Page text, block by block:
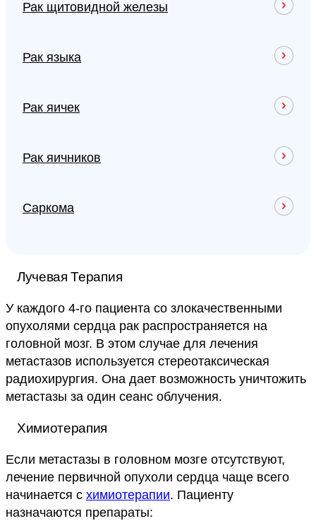
Рак щитовидной железы
Рак языка
Рак яичек
Рак яичников
Саркома
Лучевая Терапия
У каждого 4-го пациента со злокачественными
опухолями сердца рак распространяется на
головной мозг. В этом случае для лечения
метастазов используется стереотаксическая
радиохирургия. Она дает возможность уничтожить
метастазы за один сеанс облучения.
Химиотерапия
Если метастазы в головном мозге отсутствуют,
лечение первичной опухоли сердца чаще всего
начинается с химиотерапии. Пациенту
назначаются препараты: